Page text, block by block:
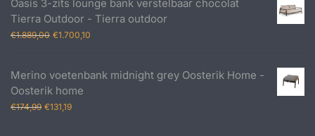
Oasis 3-zits lounge bank verstelbaar chocolat
Tierra Outdoor - Tierra outdoor
€1.889,00 Oorspronkelijke
€1.889,00.
€1.700,10
€1.700,10.
Merino voetenbank midnight grey Oosterik Home -
Oosterik home
€174,99 Oorspronkelijke
€131,19Huidige